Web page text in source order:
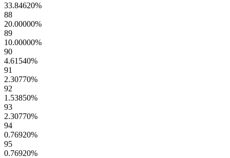
33.84620%
88
20.00000%
89
10.00000%
90
4.61540%
91
2.30770%
92
1.53850%
93
2.30770%
94
0.76920%
95
0.76920%